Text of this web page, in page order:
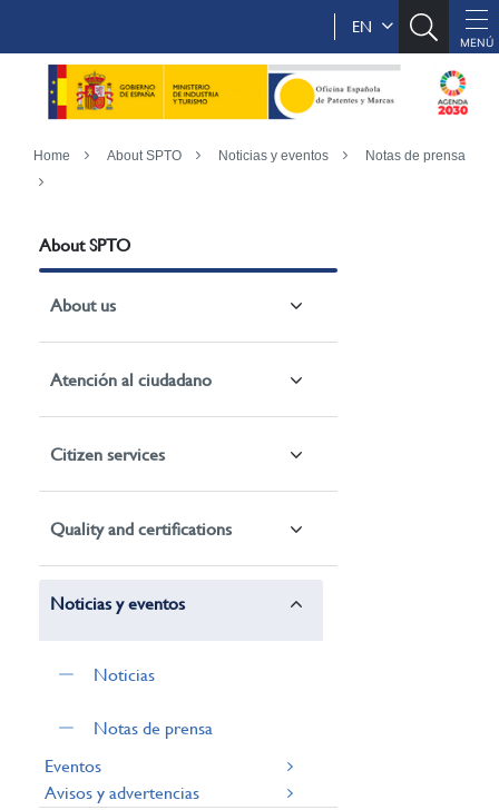
EN
Home About SPTO Noticias y eventos Notas de prensa
About SPTO
About us
Atención al ciudadano
Citizen services
Quality and certifications
Noticias y eventos
Noticias
Notas de prensa
Eventos
Avisos y advertencias